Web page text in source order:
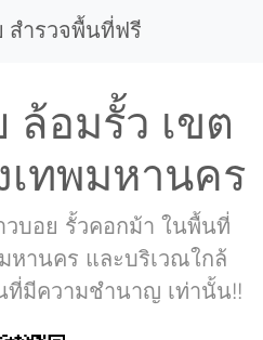
สำรวจพื้นที่ฟรี
ล้อมรั้ว เขต
เทพมหานคร
บอย รั้วคอกม้า ในพื้นที่
หานคร และบริเวณใกล้
ที่มีความชำนาญ เท่านั้น!!